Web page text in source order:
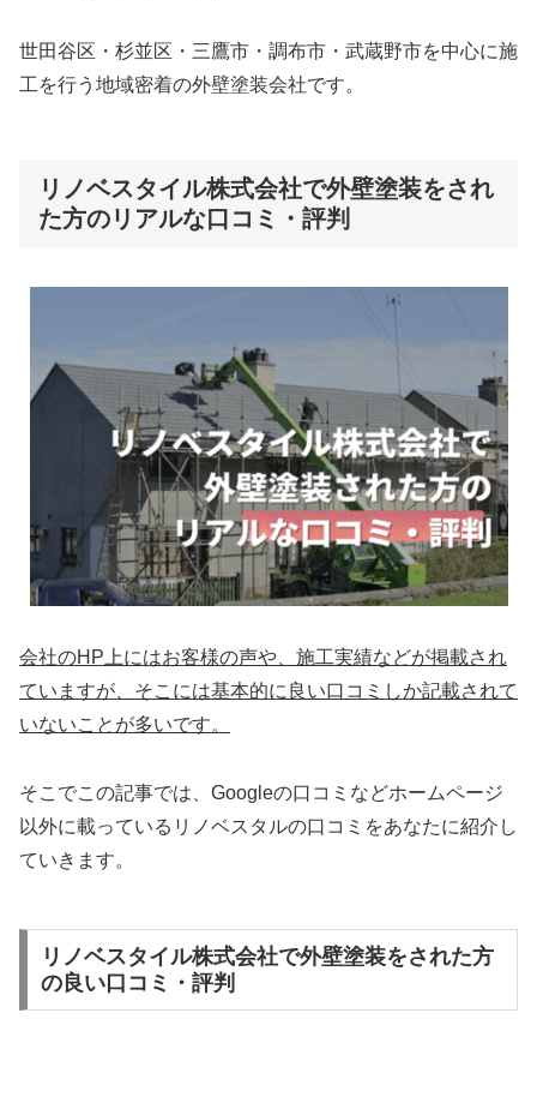
世田谷区・杉並区・三鷹市・調布市・武蔵野市を中心に施
工を行う地域密着の外壁塗装会社です。
リノベスタイル株式会社で外壁塗装をされ
た方のリアルな口コミ・評判
会社のHP上にはお客様の声や、施工実績などが掲載され
ていますが、そこには基本的に良い口コミしか記載されて
いないことが多いです。
そこでこの記事では、Googleの口コミなどホームページ
以外に載っているリノベスタルの口コミをあなたに紹介し
ていきます。
リノベスタイル株式会社で外壁塗装をされた方
の良い口コミ・評判